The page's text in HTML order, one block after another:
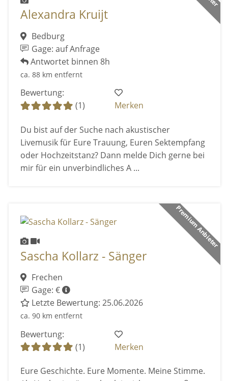
Alexandra Kruijt
Bedburg
Gage: auf Anfrage
Antwortet binnen 8h
ca. 88 km entfernt
Bewertung:
(1)
Merken
Du bist auf der Suche nach akustischer
Livemusik für Eure Trauung, Euren Sektempfang
oder Hochzeitstanz? Dann melde Dich gerne bei
mir für ein unverbindliches A ...
Premium Anbieter
Sascha Kollarz - Sänger
Frechen
Gage: €
Letzte Bewertung: 25.06.2026
ca. 90 km entfernt
Bewertung:
(1)
Merken
Eure Geschichte. Eure Momente. Meine Stimme.